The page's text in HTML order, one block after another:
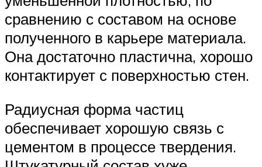
сравнению с составом на основе
полученного в карьере материала.
Она достаточно пластична, хорошо
контактирует с поверхностью стен.
Радиусная форма частиц
обеспечивает хорошую связь с
цементом в процессе твердения.